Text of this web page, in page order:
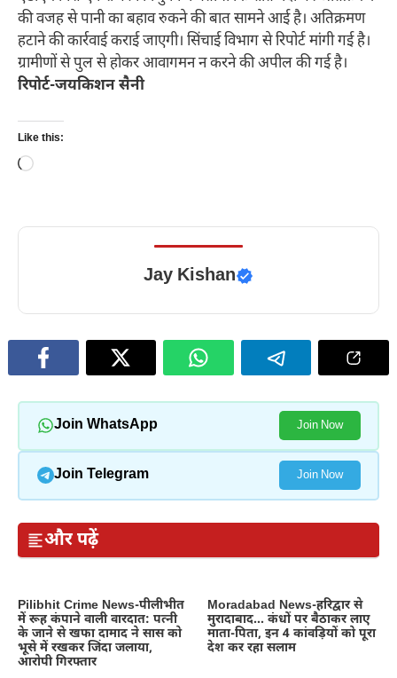
की वजह से पानी का बहाव रुकने की बात सामने आई है। अतिक्रमण
हटाने की कार्रवाई कराई जाएगी। सिंचाई विभाग से रिपोर्ट मांगी गई है।
ग्रामीणों से पुल से होकर आवागमन न करने की अपील की गई है।
रिपोर्ट-जयकिशन सैनी
Like this:
Loading…
Jay Kishan
Join WhatsApp Join Now
Join Telegram Join Now
और पढ़ें
Pilibhit Crime News-पीलीभीत
में रूह कंपाने वाली वारदात: पत्नी
के जाने से खफा दामाद ने सास को
भूसे में रखकर जिंदा जलाया,
आरोपी गिरफ्तार
Moradabad News-हरिद्वार से
मुरादाबाद… कंधों पर बैठाकर लाए
माता-पिता, इन 4 कांवड़ियों को पूरा
देश कर रहा सलाम